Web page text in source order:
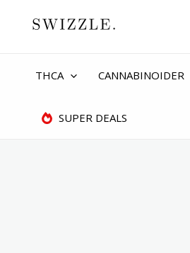
THCA CANNABINOIDER
SUPER DEALS